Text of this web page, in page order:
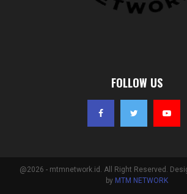
FOLLOW US
@2026 - mtmnetwork.id. All Right Reserved.
by MTM NETWORK